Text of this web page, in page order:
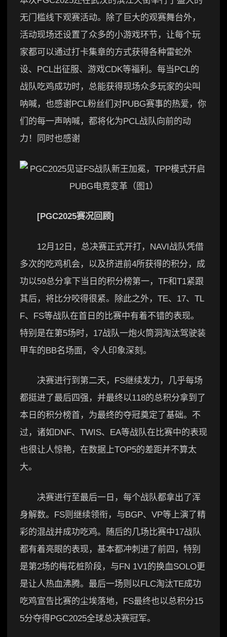
无门槛线下观赛活动。除了巨大的观赛舞台外，
活动现场还设置了众多的小游戏环节，让每个玩
家都可以通过打卡集章的方式获得各种雷蛇外
设、PCL出征服、游戏CDK等福利。每当PCL的
战队吃鸡成功时，总能获得现场众多玩家的尖叫
呐喊，也感谢PCL粉丝们对PUBG赛事的热爱，你
们的每一声呐喊，都将化为PCL战队向前的动
力！同时也感谢
[PGC2025赛况回顾]
12月12日，总决赛正式开打，NAVI战队凭借
多次的吃鸡机会，以及挤进前4所获得的积分，成
功以59总分拿下当日的积分榜第一，TF和T1紧跟
其后，将比分咬得很紧。除此之外，TE、17、TL
F、FS等战队在首日的比赛中有着不错的表现。
特别是在第5场时，17战队一炮火筒洞淘汰驾驶装
甲车的BB名场面，令人印象深刻。
决赛进行到第二天，FS继续发力，几乎每场
都挺进了最后四强，并最终以118的总积分拿到了
本日的积分榜首，为最终的夺冠奠定了基础。不
过，诸如DNF、TWIS、EA等战队在比赛中的表现
也很让人惊艳，在数据上TOP5的差距并不算太
大。
决赛进行至最后一日，每个战队都拿出了浑
身解数。FS则继续领衔，与BGP、VP等上演了精
彩的混战并成功吃鸡。随后的几场比赛中17战队
都有着亮眼的表现，基本都冲刺进了前四，特别
是第2场的梅花桩阶段，与FN 1V1的换血SOLO更
是让人热血沸腾。最后一场则以FLC淘汰TE成功
吃鸡宣告比赛的尘埃落地，FS最终也以总积分15
5分夺得PGC2025全球总决赛冠军。